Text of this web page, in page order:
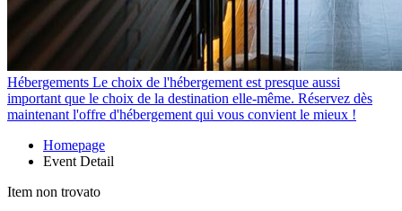
Hébergements Le choix de l'hébergement est presque aussi
important que le choix de la destination elle-même. Réservez dès
maintenant l'offre d'hébergement qui vous convient le mieux !
Homepage
Event Detail
Item non trovato